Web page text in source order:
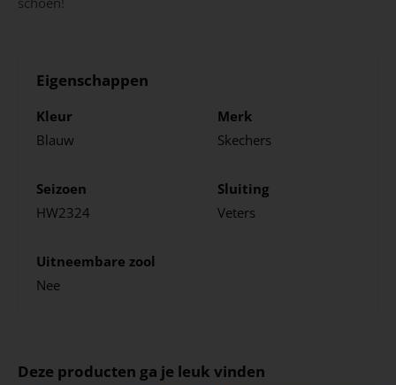
Eigenschappen
Kleur
Blauw
Merk
Skechers
Seizoen
HW2324
Sluiting
Veters
Uitneembare zool
Nee
Deze producten ga je leuk vinden